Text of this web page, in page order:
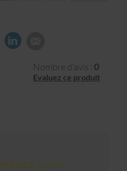
Nombre d'avis : 0
Evaluez ce produit
AUSSI